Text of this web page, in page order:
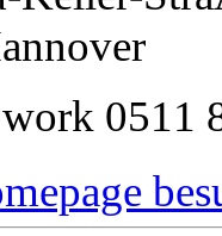
work 0511